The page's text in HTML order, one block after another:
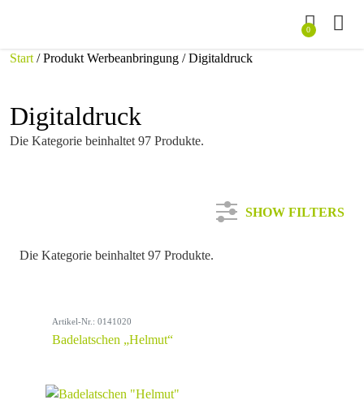
0
Start / Produkt Werbeanbringung / Digitaldruck
Digitaldruck
Die Kategorie beinhaltet 97 Produkte.
SHOW FILTERS
Farbe
Die Kategorie beinhaltet 97 Produkte.
Artikel-Nr.: 0141020
Badelatschen „Helmut“